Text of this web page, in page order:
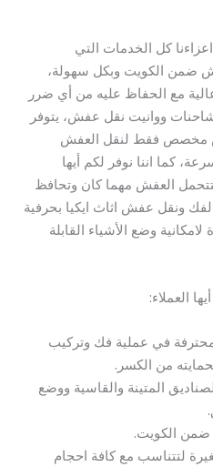
كل الخدمات التي
ضمن الكويت وبكل سهولة،
مع الحفاظ عليه من أي ضرر
ووانيت نقل عفش، يتوفر
مخصص فقط لنقل العفش
كما اننا نوفر لكم أيها
العفش مهما كان وتحافظ
لفك ونقل عفش اثاث ايكيا بحرفية
وضع الأشياء القابلة
العملاء:
محترفة في عملية فك وتركيب
من الكسر.
المتينة والقاسية ووضع
الكويت.
لتتناسب مع كافة احجام